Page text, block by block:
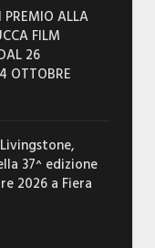
ALLA
FILM
26
OTTOBRE
37^ edizione
2026 a Fiera